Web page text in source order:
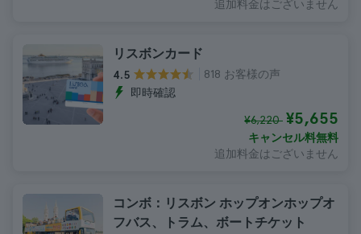
追加料金はございません
リスボンカード
4.5
818 お客様の声
即時確認
¥6,220 ¥5,655
キャンセル料無料
追加料金はございません
コンボ：リスボン ホップオンホップオ
フバス、トラム、ボートチケット